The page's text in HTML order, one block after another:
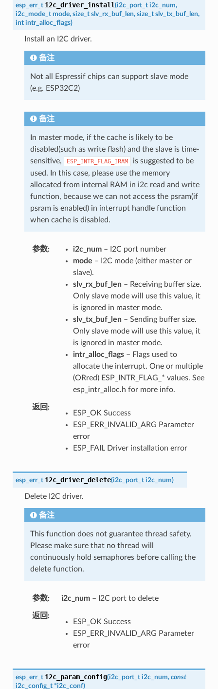
esp_err_t i2c_driver_install(i2c_port_t i2c_num,
i2c_mode_t mode, size_t slv_rx_buf_len, size_t slv_tx_buf_len,
int intr_alloc_flags)
Install an I2C driver.
备注
Not all Espressif chips can support slave mode
(e.g. ESP32C2)
备注
In master mode, if the cache is likely to be
disabled(such as write flash) and the slave is time-
sensitive,
ESP_INTR_FLAG_IRAM
is suggested to be
used. In this case, please use the memory
allocated from internal RAM in i2c read and write
function, because we can not access the psram(if
psram is enabled) in interrupt handle function
when cache is disabled.
参数 i2c_num– I2C port number
mode – I2C mode (either master or
slave).
slv_rx_buf_len– Receiving buffer size.
Only slave mode will use this value, it
is ignored in master mode.
slv_tx_buf_len– Sending buffer size.
Only slave mode will use this value, it
is ignored in master mode.
intr_alloc_flags– Flags used to
allocate the interrupt. One or multiple
(ORred) ESP_INTR_FLAG_* values. See
esp_intr_alloc.h for more info.
返回
ESP_OK Success
ESP_ERR_INVALID_ARG Parameter
error
ESP_FAIL Driver installation error
esp_err_t i2c_driver_delete(i2c_port_t i2c_num)
Delete I2C driver.
备注
This function does not guarantee thread safety.
Please make sure that no thread will
continuously hold semaphores before calling the
delete function.
参数 i2c_num– I2C port to delete
返回
ESP_OK Success
ESP_ERR_INVALID_ARG Parameter
error
esp_err_t i2c_param_config(i2c_port_t i2c_num, const
i2c_config_t *i2c_conf)